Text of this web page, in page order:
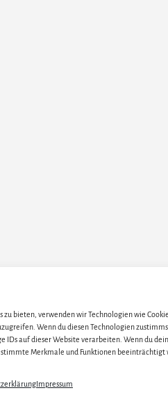
zu bieten, verwenden wir Technologien wie
Wenn du diesen Technologien
IDs auf dieser Website verarbeiten. Wenn du
Merkmale und Funktionen beeinträchtigt
Impressum
ALLE KÜNSTLER /